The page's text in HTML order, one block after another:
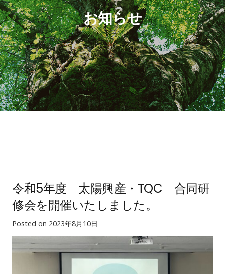
お知らせ
令和5年度 太陽興産・TQC 合同研
修会を開催いたしました。
Posted on 2023年8月10日